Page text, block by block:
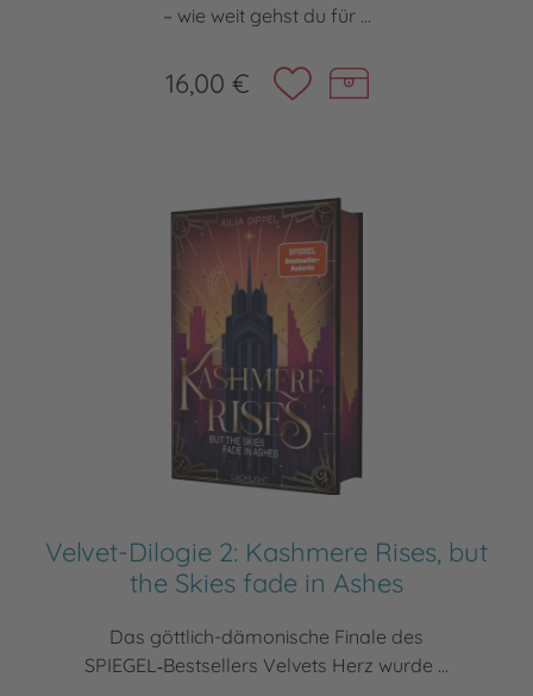
– wie weit gehst du für ...
16,00 €
Velvet-Dilogie 2: Kashmere Rises, but
the Skies fade in Ashes
Das göttlich-dämonische Finale des
SPIEGEL‑Bestsellers Velvets Herz wurde ...